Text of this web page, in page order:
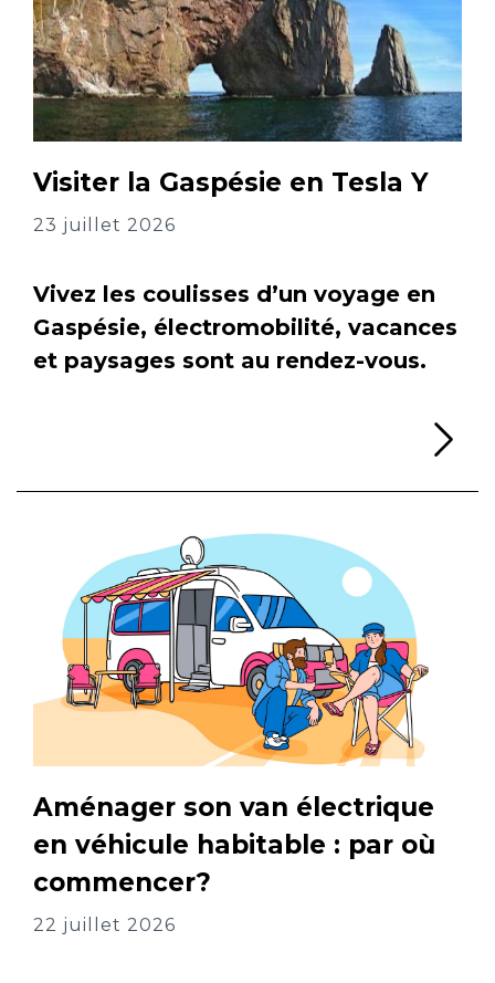
Visiter la Gaspésie en Tesla Y
23 juillet 2026
Vivez les coulisses d’un voyage en
Gaspésie, électromobilité, vacances
et paysages sont au rendez-vous.
Aménager son van électrique
en véhicule habitable : par où
commencer?
22 juillet 2026